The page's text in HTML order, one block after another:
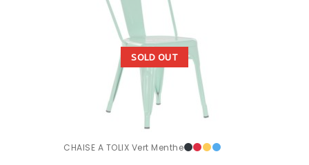
SOLD OUT
CHAISE A TOLIX Vert Menthe